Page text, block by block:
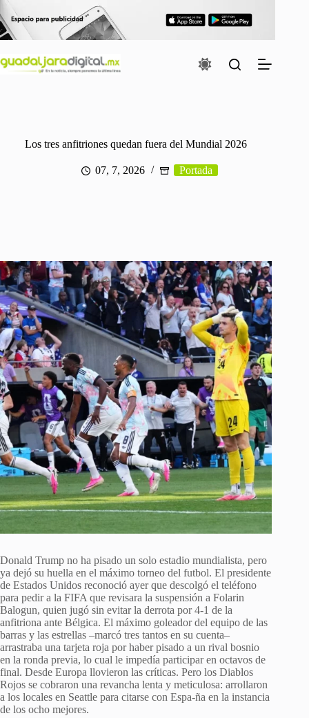
al
contenido
Los tres anfitriones quedan fuera del Mundial 2026
07, 7, 2026 Portada
Donald Trump no ha pisado un solo estadio mundialista, pero
ya dejó su huella en el máximo torneo del futbol. El presidente
de Estados Unidos reconoció ayer que descolgó el teléfono
para pedir a la FIFA que revisara la suspensión a Folarin
Balogun, quien jugó sin evitar la derrota por 4-1 de la
anfitriona ante Bélgica. El máximo goleador del equipo de las
barras y las estrellas –marcó tres tantos en su cuenta–
arrastraba una tarjeta roja por haber pisado a un rival bosnio
en la ronda previa, lo cual le impedía participar en octavos de
final. Desde Europa llovieron las críticas. Pero los Diablos
Rojos se cobraron una revancha lenta y meticulosa: arrollaron
a los locales en Seattle para citarse con Espa-ña en la instancia
de los ocho mejores.